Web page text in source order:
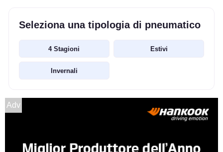
Seleziona una tipologia di pneumatico
4 Stagioni Estivi
Invernali
Adv